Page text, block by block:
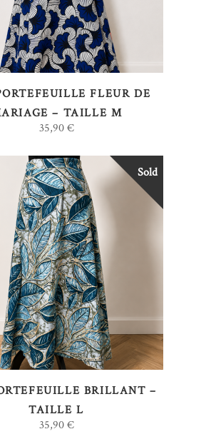
FLEUR DE
– TAILLE M
35,90€
Sold
LIRE LA SUITE
BRILLANT –
TAILLE L
35,90€